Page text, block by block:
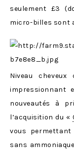
seulement £3
micro-billes sont
Niveau
impressionnant
nouveautés à
l’acquisition du «
vous
sans